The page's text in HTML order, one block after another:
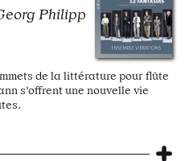
Philipp
de la littérature pour flûte
s’offrent une nouvelle vie